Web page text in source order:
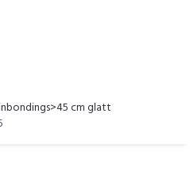
cm glatt